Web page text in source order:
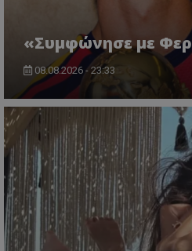
«Συμφώνησε με
08.08.2026 - 23:33